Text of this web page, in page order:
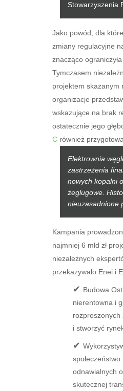
Stowarzyszenia
Jako powód, dla
zmiany regulacyjne
znacząco
Tymczasem
projektem skazanym
organizacje
wskazujące na brak
ostatecznie jego
C również
Elektrownia
zastrzeżenia
nowych kopalni
żeglugowe.
nieuzasadnione
Kampania
najmniej 6 mld zł
niezależnych
przekazywało Enei i
Budowa
nierentowna i
rozproszonych
i stworzyć
odnawialnych
skutecznej